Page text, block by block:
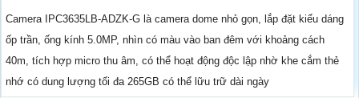
Camera IPC3635LB-ADZK-G là camera dome nhỏ gọn, lắp đặt kiểu dáng
ốp trần, ống kính 5.0MP, nhìn có màu vào ban đêm với khoảng cách
40m, tích hợp micro thu âm, có thể hoạt động độc lập nhờ khe cắm thẻ
nhớ có dung lượng tối đa 265GB có thể lữu trữ dài ngày